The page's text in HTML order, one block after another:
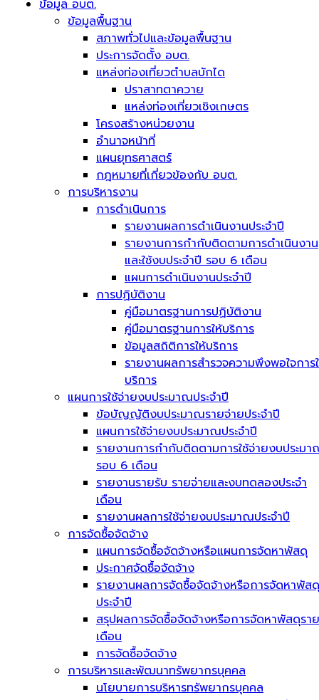
ข้อมูล อบต.
ข้อมูลพื้นฐาน
สภาพทั่วไปและข้อมูลพื้นฐาน
ประการจัดตั้ง อบต.
แหล่งท่องเที่ยวตำบลบักได
ปราสาทตาควาย
แหล่งท่องเที่ยวเชิงเกษตร
โครงสร้างหน่วยงาน
อำนาจหน้าที่
แผนยุทธศาสตร์
กฎหมายที่เกี่ยวข้องกับ อบต.
การบริหารงาน
การดำเนินการ
รายงานผลการดำเนินงานประจำปี
รายงานการกำกับติดตามการดำเนินงาน
และใช้งบประจำปี รอบ 6 เดือน
แผนการดำเนินงานประจำปี
การปฏิบัติงาน
คู่มือมาตรฐานการปฏิบัติงาน
คู่มือมาตรฐานการให้บริการ
ข้อมูลสถิติการให้บริการ
รายงานผลการสำรวจความพึงพอใจการ
บริการ
แผนการใช้จ่ายงบประมาณประจำปี
ข้อบัญญัติงบประมาณรายจ่ายประจำปี
แผนการใช้จ่ายงบประมาณประจำปี
รายงานการกำกับติดตามการใช้จ่ายงบประม
รอบ 6 เดือน
รายงานรายรับ รายจ่ายและงบทดลองประจำ
เดือน
รายงานผลการใช้จ่ายงบประมาณประจำปี
การจัดซื้อจัดจ้าง
แผนการจัดซื้อจัดจ้างหรือแผนการจัดหาพัสดุ
ประกาศจัดซื้อจัดจ้าง
รายงานผลการจัดซื้อจัดจ้างหรือการจัดหาพัสดุ
ประจำปี
สรุปผลการจัดซื้อจัดจ้างหรือการจัดหาพัสดุราย
เดือน
การจัดซื้อจัดจ้าง
การบริหารและพัฒนาทรัพยากรบุคคล
นโยบายการบริหารทรัพยากรบุคคล